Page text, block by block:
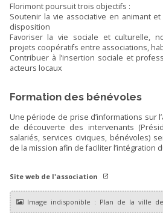
Florimont poursuit trois objectifs :
Soutenir la vie associative en animant
disposition
Favoriser la vie sociale et culturelle,
projets coopératifs entre associations,
Contribuer à l’insertion sociale et
acteurs locaux
Formation des bénévoles
Une période de prise d’informations sur
de découverte des intervenants
salariés, services civiques, bénévoles)
de la mission afin de faciliter l’intégration
Site web de l'association